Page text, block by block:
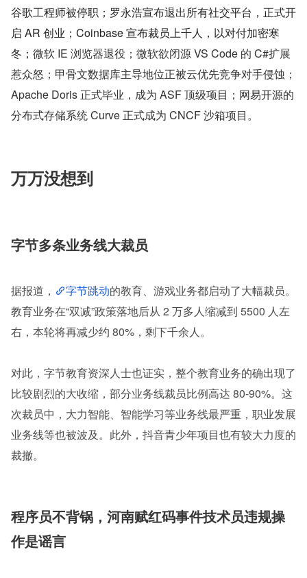
谷歌工程师被停职；罗永浩宣布退出所有社交平台，正式开
启 AR 创业；Coinbase 宣布裁员上千人，以对付加密寒
冬； 微软 IE 浏览器退役；微软欲闭源 VS Code 的 C#扩展
惹众怒；甲骨文数据库主导地位正被云优先竞争对手侵蚀；
Apache Doris 正式毕业，成为 ASF 顶级项目；网易开源的
分布式存储系统 Curve 正式成为 CNCF 沙箱项目。
万万没想到
字节多条业务线大裁员
据报道， 字节跳动的教育、游戏业务都启动了大幅裁员。
教育业务在“双减”政策落地后从 2 万多人缩减到 5500 人左
右，本轮将再减少约 80%，剩下千余人。
对此，字节教育资深人士也证实，整个教育业务的确出现了
比较剧烈的大收缩，部分业务线裁员比例高达 80-90%。这
次裁员中，大力智能、智能学习等业务线最严重，职业发展
业务线等也被波及。此外，抖音青少年项目也有较大力度的
裁撤。
程序员不背锅，河南赋红码事件技术员违规操
作是谣言